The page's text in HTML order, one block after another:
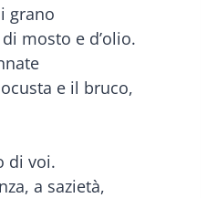
grano
mosto e d’olio.
e il bruco,
di voi.
a sazietà,